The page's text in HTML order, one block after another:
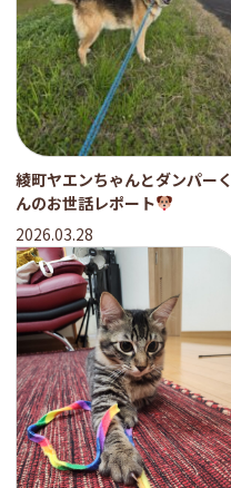
綾町ヤエンちゃんとダンパーく
んのお世話レポート
2026.03.28